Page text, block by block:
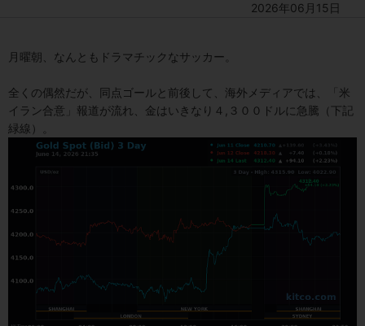
2026年06月15日
月曜朝、なんともドラマチックなサッカー。
全くの偶然だが、同点ゴールと前後して、海外メディアでは、「米
イラン合意」報道が流れ、金はいきなり４,３００ドルに急騰（下記
緑線）。